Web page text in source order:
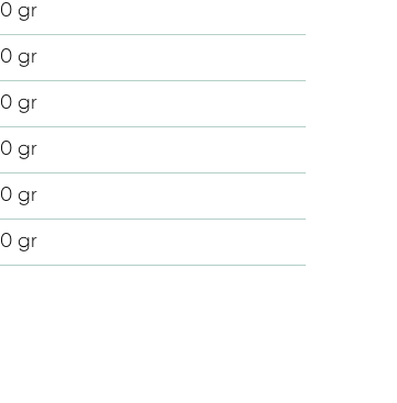
0 gr
0 gr
0 gr
0 gr
0 gr
0 gr